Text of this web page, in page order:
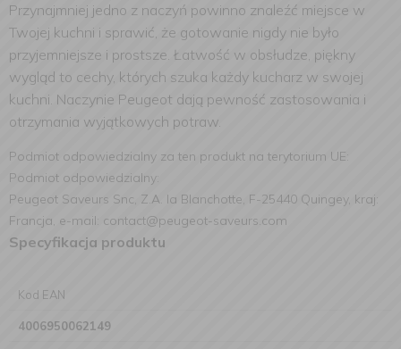
Przynajmniej jedno z naczyń powinno znaleźć miejsce w
Twojej kuchni i sprawić, że gotowanie nigdy nie było
przyjemniejsze i prostsze. Łatwość w obsłudze, piękny
wygląd to cechy, których szuka każdy kucharz w swojej
kuchni. Naczynie Peugeot dają pewność zastosowania i
otrzymania wyjątkowych potraw.
Podmiot odpowiedzialny za ten produkt na terytorium UE:
Podmiot odpowiedzialny:
Peugeot Saveurs Snc, Z.A. la Blanchotte, F-25440 Quingey, kraj:
Francja, e-mail: contact@peugeot-saveurs.com
Specyfikacja produktu
Kod EAN
4006950062149